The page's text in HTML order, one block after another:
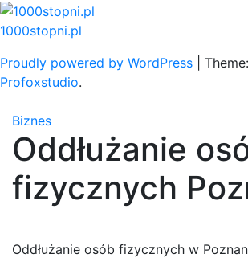
Skip
to
1000stopni.pl
Proudly powered by WordPress
Profoxstudio.
Biznes
Oddłużanie
fizycznych
Oddłużanie osób fizycznych w